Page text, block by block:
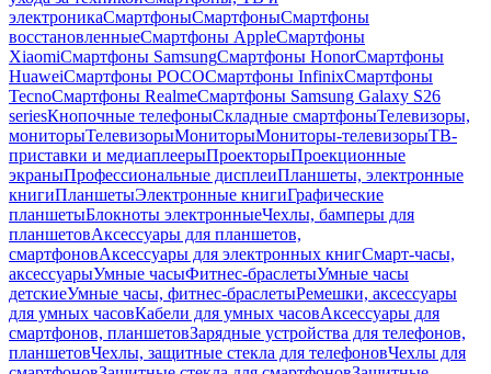
электроникаСмартфоныСмартфоныСмартфоны
восстановленныеСмартфоны AppleСмартфоны
XiaomiСмартфоны SamsungСмартфоны HonorСмартфоны
HuaweiСмартфоны POCOСмартфоны InfinixСмартфоны
TecnoСмартфоны RealmeСмартфоны Samsung Galaxy S26
seriesКнопочные телефоныСкладные смартфоныТелевизоры,
мониторыТелевизорыМониторыМониторы-телевизорыТВ-
приставки и медиаплеерыПроекторыПроекционные
экраныПрофессиональные дисплеиПланшеты, электронные
книгиПланшетыЭлектронные книгиГрафические
планшетыБлокноты электронныеЧехлы, бамперы для
планшетовАксессуары для планшетов,
смартфоновАксессуары для электронных книгСмарт-часы,
аксессуарыУмные часыФитнес-браслетыУмные часы
детскиеУмные часы, фитнес-браслетыРемешки, аксессуары
для умных часовКабели для умных часовАксессуары для
смартфонов, планшетовЗарядные устройства для телефонов,
планшетовЧехлы, защитные стекла для телефоновЧехлы для